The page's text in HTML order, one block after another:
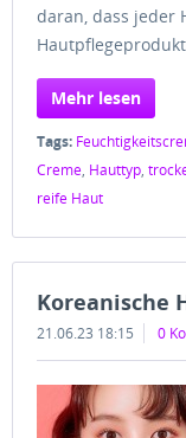
daran, dass jeder
Mehr lesen
Tags:
Creme, Hauttyp,
reife Haut
Koreanische
21.06.23 18:15 0